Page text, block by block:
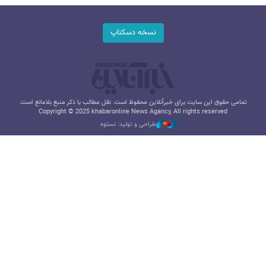
نسخه دسکتاپ
تمامی حقوق این سایت برای خبرآنلاین محفوظ است. نقل مطالب با ذکر منبع بلامانع است.
Copyright © 2025 khabaronline News Agancy, All rights reserved
طراحی و تولید: نستوه